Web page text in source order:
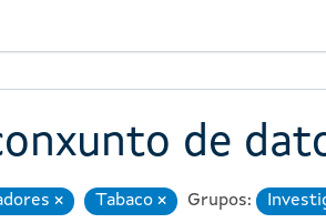
de
EliminarTabaco EliminarGrupos: